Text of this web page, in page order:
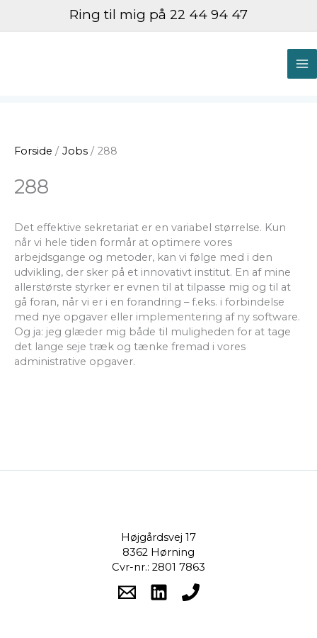
Ring til mig på 22 44 94 47
Forside Jobs 288
288
Det effektive sekretariat er en variabel størrelse. Kun
når vi hele tiden formår at optimere vores
arbejdsgange og metoder, kan vi følge med i den
udvikling, der sker på et innovativt institut. En af mine
allerstørste styrker er evnen til at tilpasse mig og til at
gå foran, når vi er i en forandring – f.eks. i forbindelse
med nye opgaver eller implementering af ny software.
Og ja: jeg glæder mig både til muligheden for at tage
det lange seje træk og tænke fremad i vores
administrative opgaver.
Højgårdsvej 17
8362 Hørning
Cvr-nr.: 2801 7863